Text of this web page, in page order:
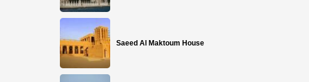
Saeed Al Maktoum House